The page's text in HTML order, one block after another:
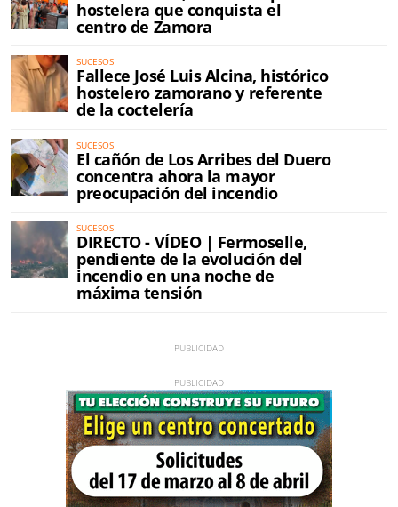
hostelera que conquista el
centro de Zamora
SUCESOS
Fallece José Luis Alcina, histórico
hostelero zamorano y referente
de la coctelería
SUCESOS
El cañón de Los Arribes del Duero
concentra ahora la mayor
preocupación del incendio
SUCESOS
DIRECTO - VÍDEO | Fermoselle,
pendiente de la evolución del
incendio en una noche de
máxima tensión